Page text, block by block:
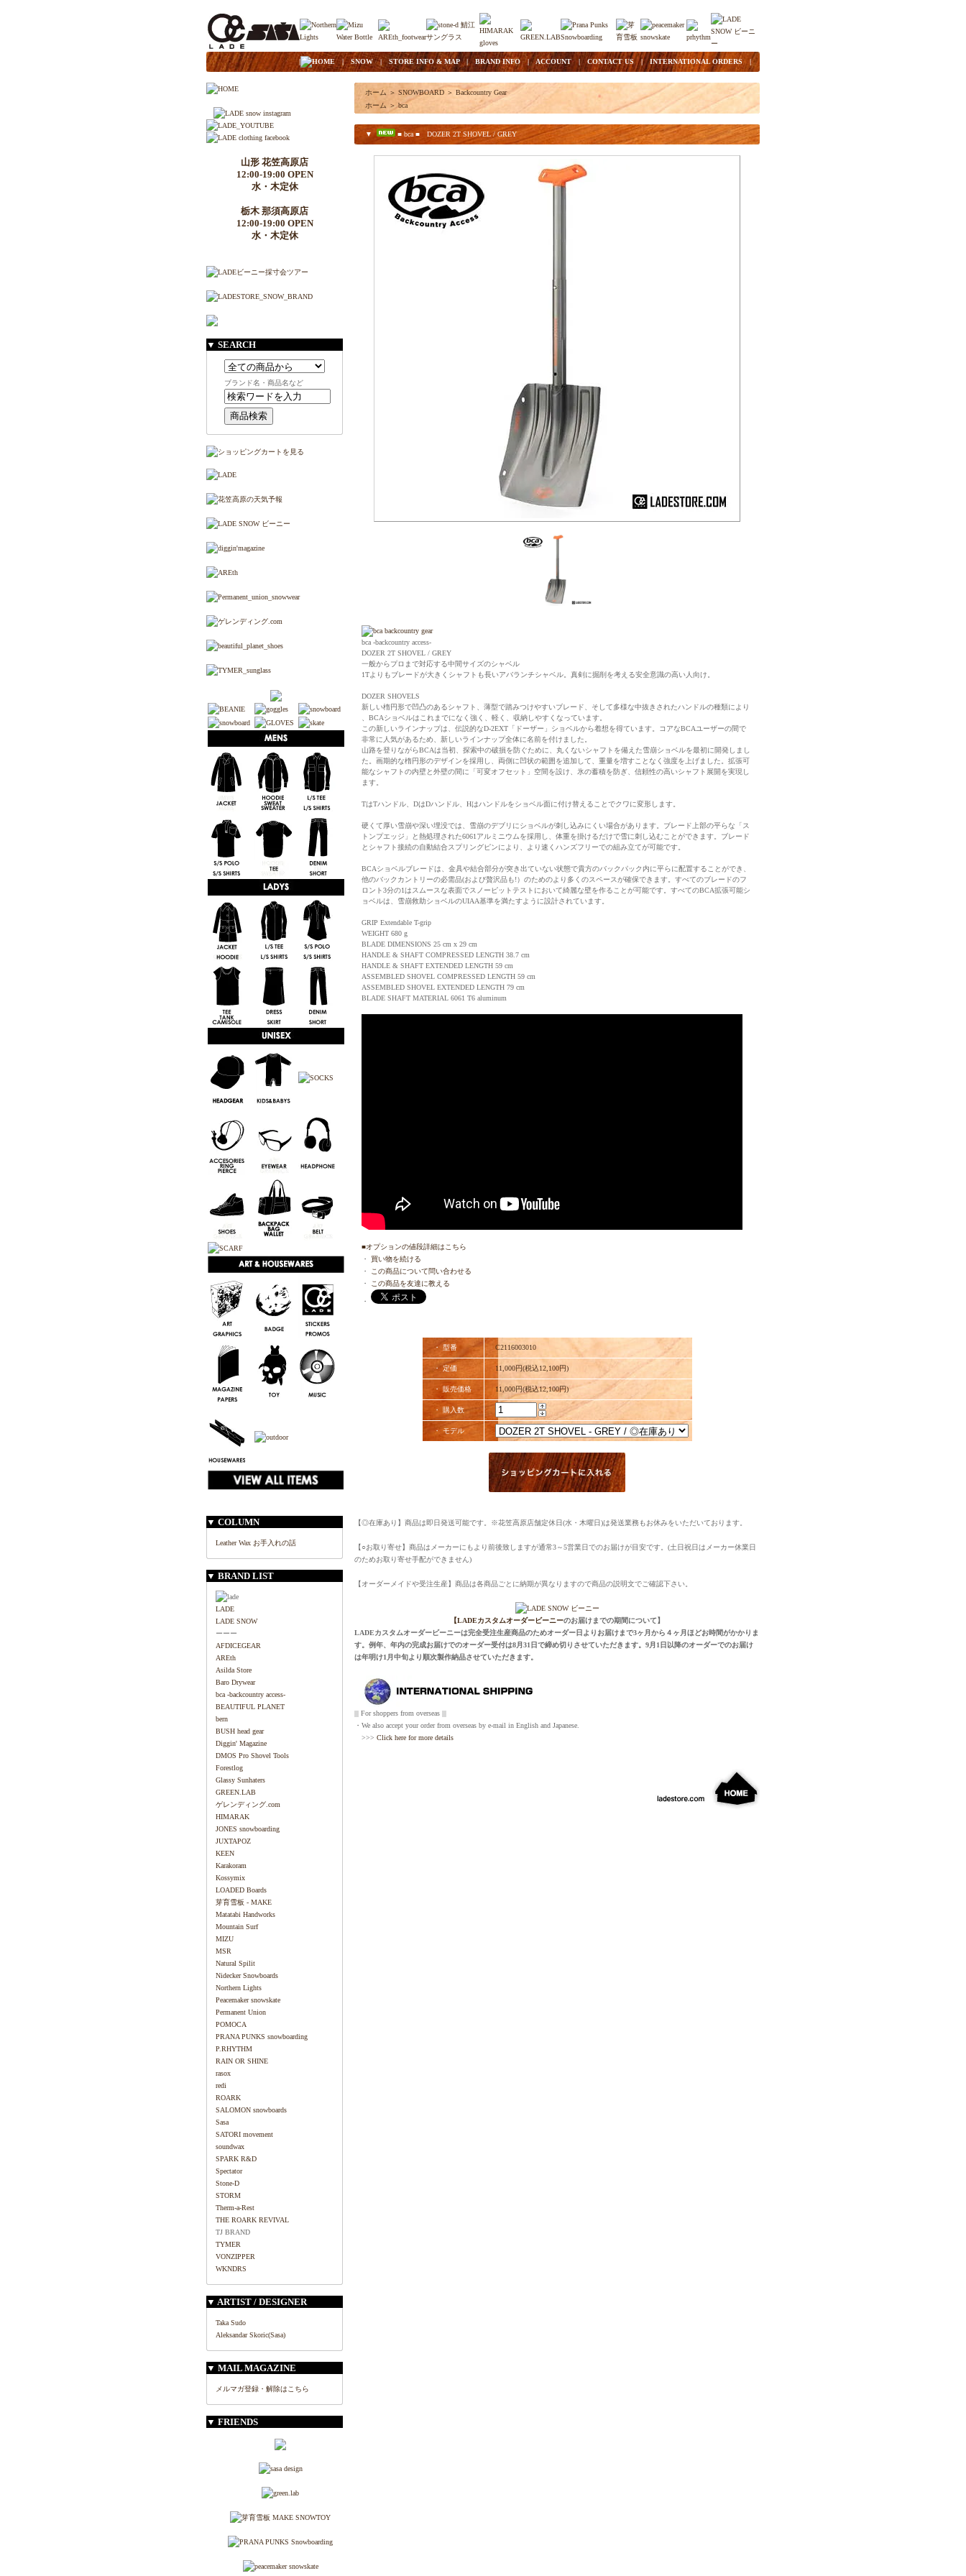
| HOME|SNOW| STORE INFO & MAP|BRAND INFO|ACCOUNT|CONTACT US |INTERNATIONAL ORDERS |
山形 花笠高原店
12:00-19:00 OPEN
水・木定休
栃木 那須高原店
12:00-19:00 OPEN
水・木定休
▼ SEARCH
ブランド名・商品名など
▼ COLUMN
Leather Wax お手入れの話
▼ BRAND LIST
LADE
LADE SNOW
ーーー
AFDICEGEAR
AREth
Asilda Store
Baro Drywear
bca -backcountry access-
BEAUTIFUL PLANET
bern
BUSH head gear
Diggin' Magazine
DMOS Pro Shovel Tools
Forestlog
Glassy Sunhaters
GREEN.LAB
ゲレンディング.com
HIMARAK
JONES snowboarding
JUXTAPOZ
KEEN
Karakoram
Kossymix
LOADED Boards
芽育雪板 - MAKE
Matatabi Handworks
Mountain Surf
MIZU
MSR
Natural Spilit
Nidecker Snowboards
Northern Lights
Peacemaker snowskate
Permanent Union
POMOCA
PRANA PUNKS snowboarding
P.RHYTHM
RAIN OR SHINE
rasox
redi
ROARK
SALOMON snowboards
Sasa
SATORI movement
soundwax
SPARK R&D
Spectator
Stone-D
STORM
Therm-a-Rest
THE ROARK REVIVAL
TJ BRAND
TYMER
VONZIPPER
WKNDRS
▼ ARTIST / DESIGNER
Taka Sudo
Aleksandar Skoric(Sasa)
▼ MAIL MAGAZINE
メルマガ登録・解除はこちら
▼ FRIENDS
ホーム ＞ SNOWBOARD ＞ Backcountry Gear
ホーム ＞ bca
▼ ■ bca ■ DOZER 2T SHOVEL / GREY
bca -backcountry access-
DOZER 2T SHOVEL / GREY
一般からプロまで対応する中間サイズのシャベル
1Tよりもブレードが大きくシャフトも長いアバランチシャベル。真剣に掘削を考える安全意識の高い人向け。
DOZER SHOVELS
新しい楕円形で凹凸のあるシャフト、薄型で踏みつけやすいブレード、そして多様な中抜きされたハンドルの種類により
、BCAショベルはこれまでになく強く、軽く、収納しやすくなっています。
この新しいラインナップは、伝説的なD-2EXT「ドーザー」ショベルから着想を得ています。コアなBCAユーザーの間で
非常に人気があるため、新しいラインナップ全体に名前を付けました。
山路を登りながらBCAは当初、探索中の破損を防ぐために、丸くないシャフトを備えた雪崩ショベルを最初に開発しまし
た。画期的な楕円形のデザインを採用し、両側に凹状の範囲を追加して、重量を増すことなく強度を上げました。拡張可
能なシャフトの内壁と外壁の間に「可変オフセット」空間を設け、氷の蓄積を防ぎ、信頼性の高いシャフト展開を実現し
ます。
TはTハンドル、DはDハンドル、Hはハンドルをショベル面に付け替えることでクワに変形します。
硬くて厚い雪崩や深い埋没では、雪崩のデブリにショベルが刺し込みにくい場合があります。ブレード上部の平らな「ス
トンプエッジ」と熱処理された6061アルミニウムを採用し、体重を掛けるだけで雪に刺し込むことができます。ブレード
とシャフト接続の自動結合スプリングピンにより、より速くハンズフリーでの組み立てが可能です。
BCAショベルブレードは、金具や結合部分が突き出ていない状態で貴方のバックパック内に平らに配置することができ、
他のバックカントリーの必需品(および贅沢品も!）のためのより多くのスペースが確保できます。すべてのブレードのフ
ロント3分の1はスムースな表面でスノーピットテストにおいて綺麗な壁を作ることが可能です。すべてのBCA拡張可能シ
ョベルは、雪崩救助ショベルのUIAA基準を満たすように設計されています。
GRIP Extendable T-grip
WEIGHT 680 g
BLADE DIMENSIONS 25 cm x 29 cm
HANDLE & SHAFT COMPRESSED LENGTH 38.7 cm
HANDLE & SHAFT EXTENDED LENGTH 59 cm
ASSEMBLED SHOVEL COMPRESSED LENGTH 59 cm
ASSEMBLED SHOVEL EXTENDED LENGTH 79 cm
BLADE SHAFT MATERIAL 6061 T6 aluminum
■オプションの値段詳細はこちら
・ 買い物を続ける
・
この商品について問い合わせる
・
この商品を友達に教える
・
・ 型番 C2116003010
・ 定価 11,000円(税込12,100円)
・ 販売価格 11,000円(税込12,100円)
・ 購入数
・ モデル
【◎在庫あり】商品は即日発送可能です。※花笠高原店舗定休日(水・木曜日)は発送業務もお休みをいただいております。
【○お取り寄せ】商品はメーカーにもより前後致しますが通常3～5営業日でのお届けが目安です。(土日祝日はメーカー休業日
のためお取り寄せ手配ができません)
【オーダーメイドや受注生産】商品は各商品ごとに納期が異なりますので商品の説明文でご確認下さい。
【LADEカスタムオーダービーニーのお届けまでの期間について】
LADEカスタムオーダービーニーは完全受注生産商品のためオーダー日よりお届けまで3ヶ月から４ヶ月ほどお時間がかかりま
す。例年、年内の完成お届けでのオーダー受付は8月31日で締め切りさせていただきます。9月1日以降のオーダーでのお届け
は年明け1月中旬より順次製作納品させていただきます。
||| For shoppers from overseas |||
・We also accept your order from overseas by e-mail in English and Japanese.
>>> Click here for more details